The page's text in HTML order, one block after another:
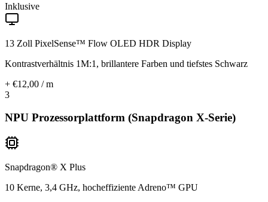
Inklusive
13 Zoll PixelSense™ Flow OLED HDR Display
Kontrastverhältnis 1M:1, brillantere Farben und tiefstes Schwarz
+ €12,00 / m
3
NPU Prozessorplattform (Snapdragon X-Serie)
Snapdragon® X Plus
10 Kerne, 3,4 GHz, hocheffiziente Adreno™ GPU